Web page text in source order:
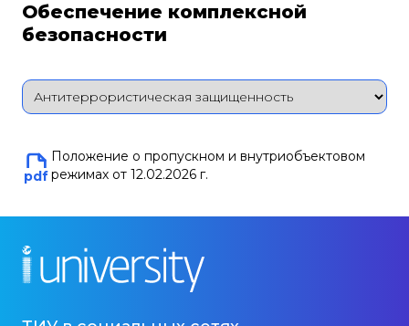
Обеспечение комплексной
безопасности
pdf
Положение о пропускном и внутриобъектовом
режимах от 12.02.2026 г.